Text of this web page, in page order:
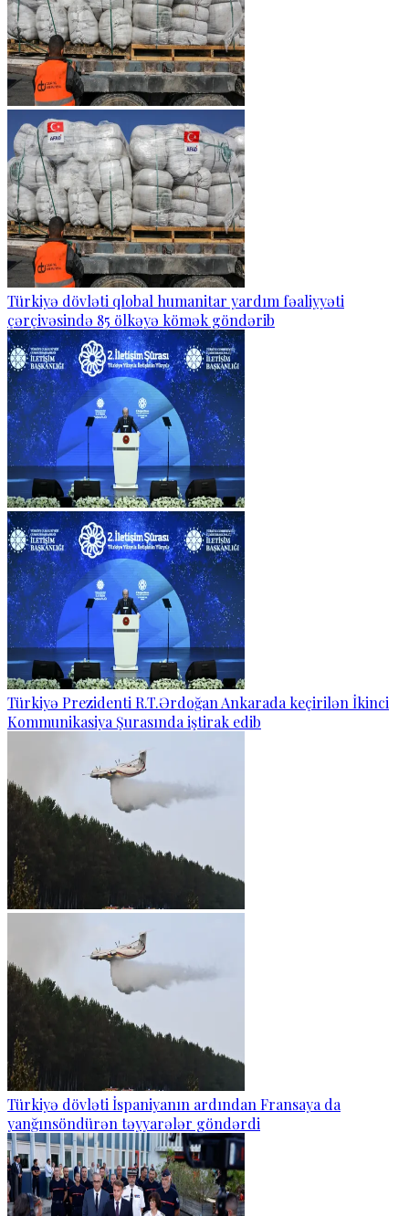
Türkiyə dövləti qlobal humanitar yardım fəaliyyəti
çərçivəsində 85 ölkəyə kömək göndərib
Türkiyə Prezidenti R.T.Ərdoğan Ankarada keçirilən İkinci
Kommunikasiya Şurasında iştirak edib
Türkiyə dövləti İspaniyanın ardından Fransaya da
yanğınsöndürən təyyarələr göndərdi